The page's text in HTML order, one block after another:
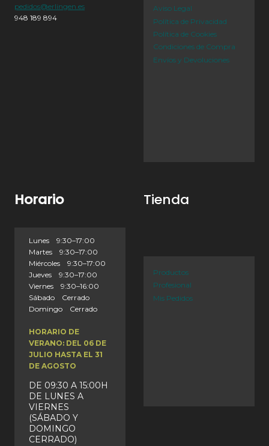
pedidos@erlingen.es
948 189 894
Aviso Legal
Política de Privacidad
Política de Cookies
Condiciones de Compra
Envíos y Devoluciones
Horario
Lunes 9:30–17:00
Martes 9:30–17:00
Miércoles 9:30–17:00
Jueves 9:30–17:00
Viernes 9:30–16:00
Sábado Cerrado
Domingo Cerrado
HORARIO DE
VERANO: DEL 06 DE
JULIO HASTA EL 31
DE AGOSTO
DE 09:30 A 15:00H
DE LUNES A
VIERNES
(SÁBADO Y
DOMINGO
CERRADO)
Tienda
Productos
Profesional
Mis Pedidos